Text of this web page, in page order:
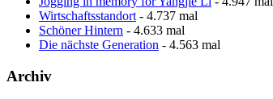
Wirtschaftsstandort - 4.737 mal
Schöner Hintern - 4.633 mal
Die nächste Generation - 4.563 mal
Archiv